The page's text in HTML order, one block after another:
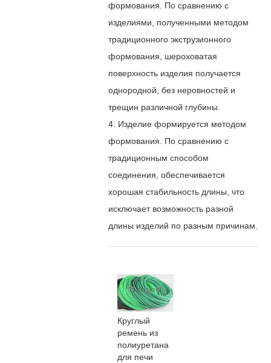
формования. По сравнению с
изделиями, полученными методом
традиционного экструзионного
формования, шероховатая
поверхность изделия получается
однородной, без неровностей и
трещин различной глубины.
4. Изделие формируется методом
формования. По сравнению с
традиционным способом
соединения, обеспечивается
хорошая стабильность длины, что
исключает возможность разной
длины изделий по разным причинам.
Круглый
ремень из
полиуретана
для печи